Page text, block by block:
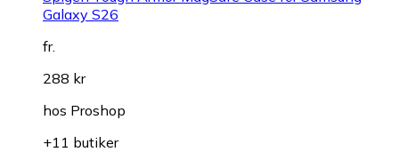
Galaxy S26
fr.
288 kr
hos Proshop
+11 butiker